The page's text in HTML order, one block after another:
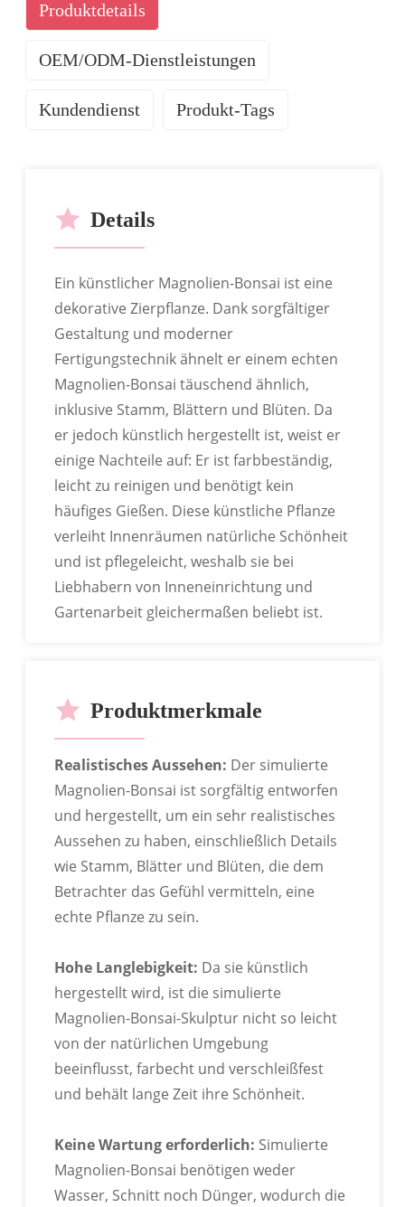
Produktdetails
OEM/ODM-Dienstleistungen
Kundendienst Produkt-Tags
Details
Ein künstlicher Magnolien-Bonsai ist eine
dekorative Zierpflanze. Dank sorgfältiger
Gestaltung und moderner
Fertigungstechnik ähnelt er einem echten
Magnolien-Bonsai täuschend ähnlich,
inklusive Stamm, Blättern und Blüten. Da
er jedoch künstlich hergestellt ist, weist er
einige Nachteile auf: Er ist farbbeständig,
leicht zu reinigen und benötigt kein
häufiges Gießen. Diese künstliche Pflanze
verleiht Innenräumen natürliche Schönheit
und ist pflegeleicht, weshalb sie bei
Liebhabern von Inneneinrichtung und
Gartenarbeit gleichermaßen beliebt ist.
Produktmerkmale
Realistisches Aussehen: Der simulierte
Magnolien-Bonsai ist sorgfältig entworfen
und hergestellt, um ein sehr realistisches
Aussehen zu haben, einschließlich Details
wie Stamm, Blätter und Blüten, die dem
Betrachter das Gefühl vermitteln, eine
echte Pflanze zu sein.
Hohe Langlebigkeit: Da sie künstlich
hergestellt wird, ist die simulierte
Magnolien-Bonsai-Skulptur nicht so leicht
von der natürlichen Umgebung
beeinflusst, farbecht und verschleißfest
und behält lange Zeit ihre Schönheit.
Keine Wartung erforderlich: Simulierte
Magnolien-Bonsai benötigen weder
Wasser, Schnitt noch Dünger, wodurch die
ODM
OEM